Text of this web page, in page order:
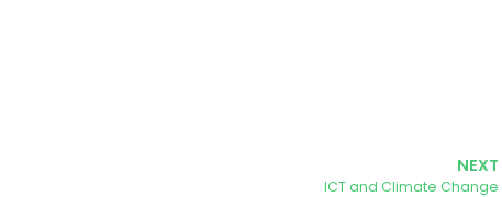
NEXT
ICT and Climate Change